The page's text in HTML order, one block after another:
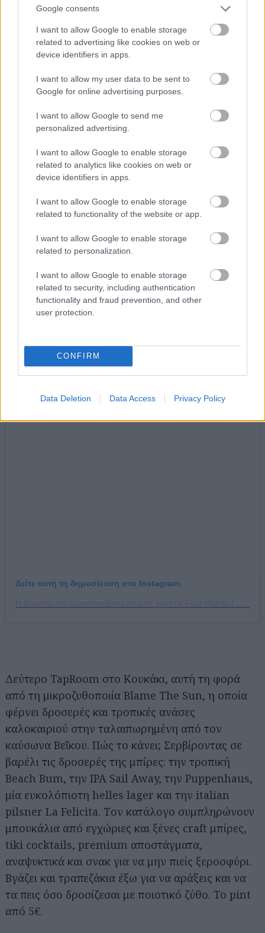
Google consents
I want to allow Google to enable storage
related to advertising like cookies on web or
device identifiers in apps.
I want to allow my user data to be sent to
Google for online advertising purposes.
I want to allow Google to send me
personalized advertising.
I want to allow Google to enable storage
related to analytics like cookies on web or
device identifiers in apps.
I want to allow Google to enable storage
related to functionality of the website or app.
I want to allow Google to enable storage
related to personalization.
I want to allow Google to enable storage
related to security, including authentication
functionality and fraud prevention, and other
user protection.
CONFIRM
Data Deletion Data Access Privacy Policy
Κόσμο και κοσμάκη φέρνει στο Κουκάκι το Tap
Room μιας εκ των κορυφαίων εγχώριων
μικροζυθοποιιών. Εδώ θα βρεις σε tap όλες μπίρες
της Strange Brew (την «σταρ» IPA Jasmine, τη
μεθυστική DIPA Dr. Haze, την session Uncle
Jam’s, την stout Mandy Black κ.α.) σε βαρέλι ή
μπουκάλι, αλλά και δεκάδες ακόμα ετικέτες από
ελληνικούς και ξένους ζύθους που έχουν στα
τραπεζάκια/σταντ στο πεζοδρόμιο της Φαλήρου
πυκνά διοργανώνει tap takeovers σε συνεργασία
με διεθνή ή εγχώρια μικροζυθοποιεία. To pint από
Blame The Sun
Βεΐκου 60, Κουκάκι, τηλ: 21 0921 3523
Δείτε αυτή τη δημοσίευση στο Instagram.
Δεύτερο TapRoom στο Κουκάκι, αυτή τη φορά
από τη μικροζυθοποιία Blame The Sun, η οποία
φέρνει δροσερές και τροπικές ανάσες
καλοκαιριού στην ταλαιπωρημένη από τον
καύσωνα Βεΐκου. Πώς το κάνει; Σερβίροντας σε
βαρέλι τις δροσερές της μπίρες: την τροπική
Beach Bum, την IPA Sail Away, την Puppenhaus,
μία ευκολόπιοτη helles lager και την italian
pilsner La Felicita. Tον κατάλογο συμπληρώνουν
μπουκάλια από εγχώριες και ξένες craft μπίρες,
tiki cocktails, premium αποστάγματα,
αναψυκτικά και σνακ για να μην πιείς ξεροσφύρι.
Βγάζει και τραπεζάκια έξω για να αράξεις και να
τα πεις όσο δροσίζεσαι με ποιοτικό ζύθο. Το pint
από 5€.